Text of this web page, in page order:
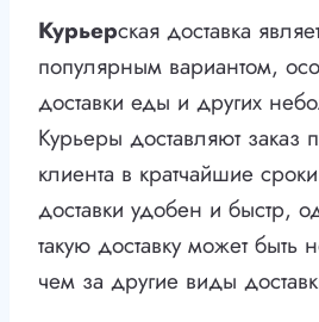
Курьерская доставка
популярным вариантом,
доставки еды и других
Курьеры доставляют заказ
клиента в кратчайшие
доставки удобен и быстр,
такую доставку может быть
чем за другие виды